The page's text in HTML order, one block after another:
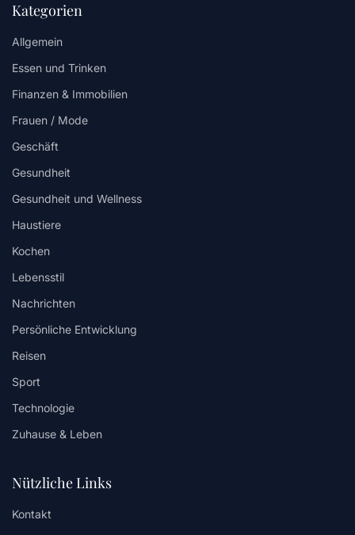
Kategorien
Allgemein
Essen und Trinken
Finanzen & Immobilien
Frauen / Mode
Geschäft
Gesundheit
Gesundheit und Wellness
Haustiere
Kochen
Lebensstil
Nachrichten
Persönliche Entwicklung
Reisen
Sport
Technologie
Zuhause & Leben
Nützliche Links
Kontakt